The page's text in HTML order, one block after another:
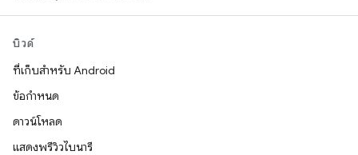
บิวด์
ที่เก็บสำหรับ Android
ข้อกำหนด
ดาวน์โหลด
แสดงพรีวิวไบนารี